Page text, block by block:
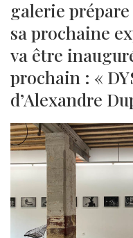
galerie
sa prochaine
va être
prochain : «
d’Alexandre